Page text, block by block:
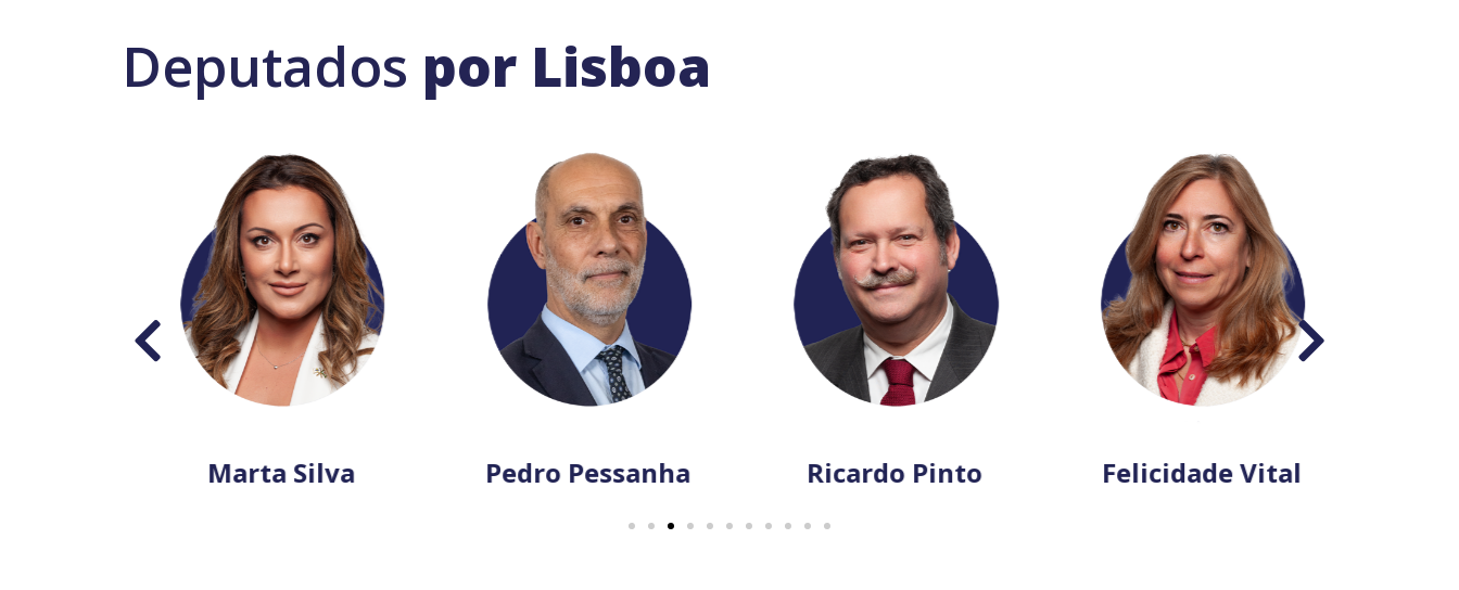
Deputados por Lisboa
Marta Silva Pedro Pessanha Ricardo Pinto Felicidade Vital